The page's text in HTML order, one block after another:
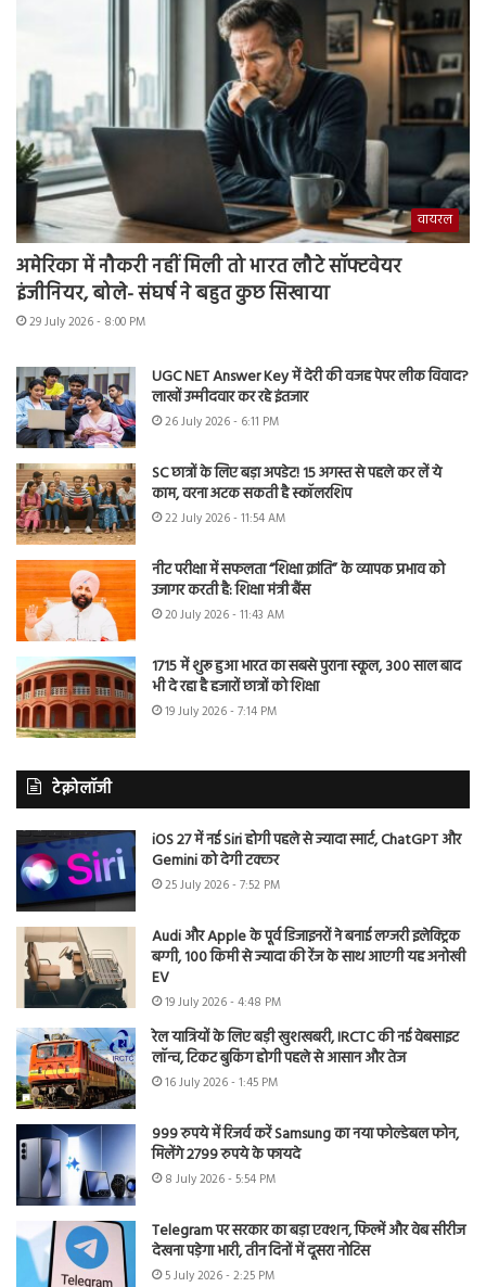
वायरल
अमेरिका में नौकरी नहीं मिली तो भारत लौटे सॉफ्टवेयर
इंजीनियर, बोले- संघर्ष ने बहुत कुछ सिखाया
29 July 2026 - 8:00 PM
UGC NET Answer Key में देरी की वजह पेपर लीक विवाद?
लाखों उम्मीदवार कर रहे इंतजार
26 July 2026 - 6:11 PM
SC छात्रों के लिए बड़ा अपडेट! 15 अगस्त से पहले कर लें ये
काम, वरना अटक सकती है स्कॉलरशिप
22 July 2026 - 11:54 AM
नीट परीक्षा में सफलता “शिक्षा क्रांति” के व्यापक प्रभाव को
उजागर करती है: शिक्षा मंत्री बैंस
20 July 2026 - 11:43 AM
1715 में शुरू हुआ भारत का सबसे पुराना स्कूल, 300 साल बाद
भी दे रहा है हजारों छात्रों को शिक्षा
19 July 2026 - 7:14 PM
टेक्नोलॉजी
iOS 27 में नई Siri होगी पहले से ज्यादा स्मार्ट, ChatGPT और
Gemini को देगी टक्कर
25 July 2026 - 7:52 PM
Audi और Apple के पूर्व डिजाइनरों ने बनाई लग्जरी इलेक्ट्रिक
बग्गी, 100 किमी से ज्यादा की रेंज के साथ आएगी यह अनोखी
EV
19 July 2026 - 4:48 PM
रेल यात्रियों के लिए बड़ी खुशखबरी, IRCTC की नई वेबसाइट
लॉन्च, टिकट बुकिंग होगी पहले से आसान और तेज
16 July 2026 - 1:45 PM
999 रुपये में रिजर्व करें Samsung का नया फोल्डेबल फोन,
मिलेंगे 2799 रुपये के फायदे
8 July 2026 - 5:54 PM
Telegram पर सरकार का बड़ा एक्शन, फिल्में और वेब सीरीज
देखना पड़ेगा भारी, तीन दिनों में दूसरा नोटिस
5 July 2026 - 2:25 PM